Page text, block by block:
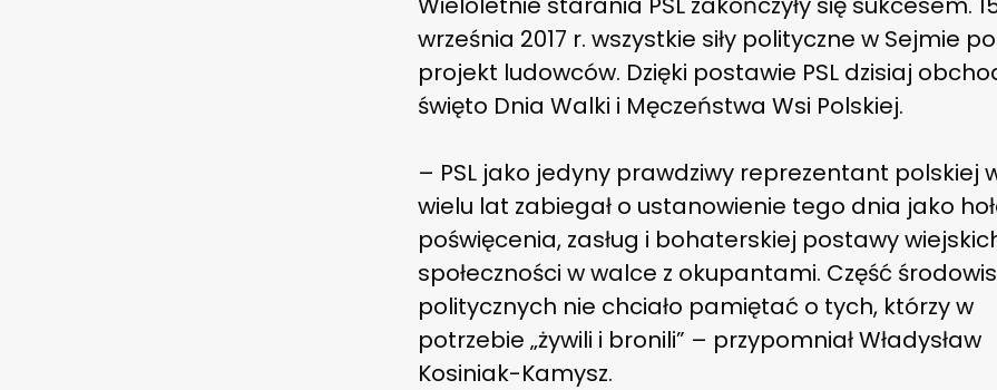
września 2017 r. wszystkie siły polityczne w Sejmie
projekt ludowców. Dzięki postawie PSL dzisiaj
święto Dnia Walki i Męczeństwa Wsi Polskiej.
– PSL jako jedyny prawdziwy reprezentant polskiej
wielu lat zabiegał o ustanowienie tego dnia jako
poświęcenia, zasług i bohaterskiej postawy
społeczności w walce z okupantami. Część
politycznych nie chciało pamiętać o tych, którzy w
potrzebie „żywili i bronili” – przypomniał Władysław
Kosiniak-Kamysz.